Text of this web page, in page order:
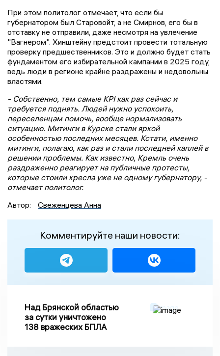
При этом политолог отмечает, что если бы
губернатором был Старовойт, а не Смирнов, его бы в
отставку не отправили, даже несмотря на увлечение
"Вагнером". Хинштейну предстоит провести тотальную
проверку предшественников. Это и должно будет стать
фундаментом его избирательной кампании в 2025 году,
ведь люди в регионе крайне раздражены и недовольны
властями.
- Собственно, тем самые KPI как раз сейчас и
требуется поднять. Людей нужно успокоить,
переселенцам помочь, вообще нормализовать
ситуацию. Митинги в Курске стали яркой
особенностью последних месяцев. Кстати, именно
митинги, полагаю, как раз и стали последней каплей в
решении проблемы. Как известно, Кремль очень
раздраженно реагирует на публичные протесты,
которые стоили кресла уже не одному губернатору, -
отмечает политолог.
Автор:
Свеженцева Анна
Комментируйте наши новости:
Над Брянской областью
за сутки уничтожено
138 вражеских БПЛА